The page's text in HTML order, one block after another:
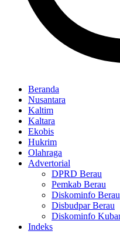
Beranda
Nusantara
Kaltim
Kaltara
Ekobis
Hukrim
Olahraga
Advertorial
DPRD Berau
Pemkab Berau
Diskominfo Berau
Disbudpar Berau
Diskominfo
Indeks